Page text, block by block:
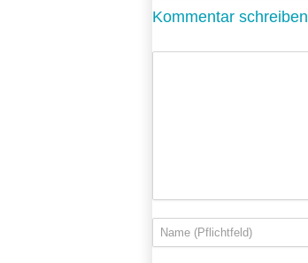
Kommentar schreiben